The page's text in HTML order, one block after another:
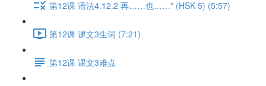
第12课 语法4.12.2 再……也……* (HSK 5) (5:57)
第12课 课文3生词 (7:21)
第12课 课文3难点